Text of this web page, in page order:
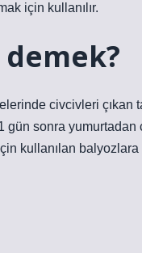
için kullanılır.
civcivleri
gün sonra
kullanılan